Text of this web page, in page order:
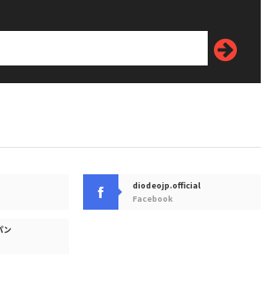
diodeojp.official
Facebook
ン